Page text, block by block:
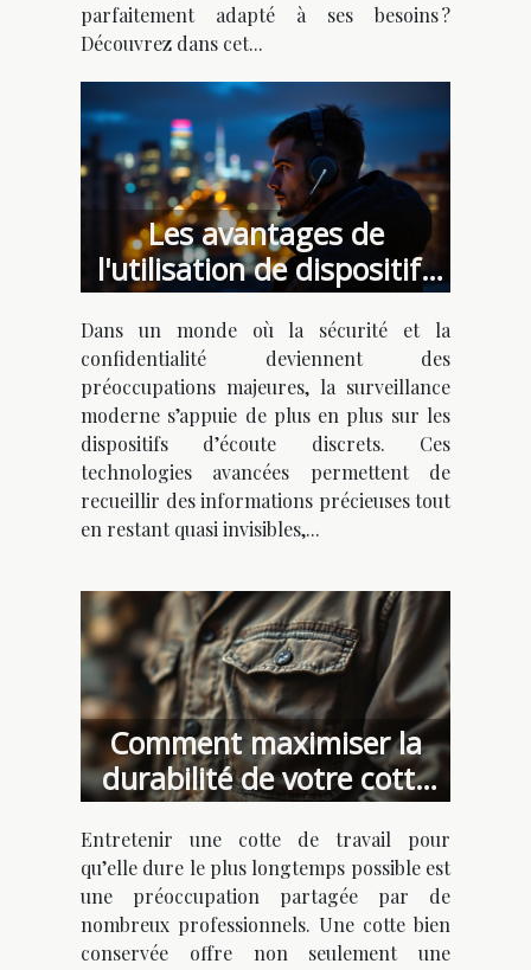
parfaitement adapté à ses besoins ?
Découvrez dans cet...
Les avantages de
l'utilisation de dispositifs
d'écoute discrets dans la
surveillance moderne
Dans un monde où la sécurité et la
confidentialité deviennent des
préoccupations majeures, la surveillance
moderne s’appuie de plus en plus sur les
dispositifs d’écoute discrets. Ces
technologies avancées permettent de
recueillir des informations précieuses tout
en restant quasi invisibles,...
Comment maximiser la
durabilité de votre cotte
de travail ?
Entretenir une cotte de travail pour
qu’elle dure le plus longtemps possible est
une préoccupation partagée par de
nombreux professionnels. Une cotte bien
conservée offre non seulement une